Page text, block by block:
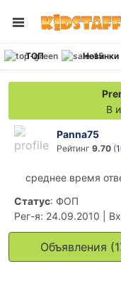
ТОП Новинки
В
Panna75
Рейтинг 9.70 (
среднее время
Статус: ФОП
Рег-я: 24.09.2010
Объявления